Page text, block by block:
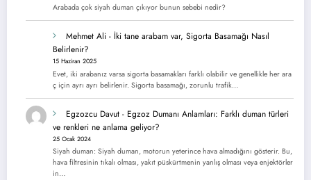
Arabada çok siyah duman çıkıyor bunun sebebi nedir?
Mehmet Ali - İki tane arabam var, Sigorta Basamağı Nasıl
Belirlenir?
15 Haziran 2025
Evet, iki arabanız varsa sigorta basamakları farklı olabilir ve genellikle her ara
ç için ayrı ayrı belirlenir. Sigorta basamağı, zorunlu trafik…
Egzozcu Davut - Egzoz Dumanı Anlamları: Farklı duman türleri
ve renkleri ne anlama geliyor?
25 Ocak 2024
Siyah duman: Siyah duman, motorun yeterince hava almadığını gösterir. Bu,
hava filtresinin tıkalı olması, yakıt püskürtmenin yanlış olması veya enjektörler
in…